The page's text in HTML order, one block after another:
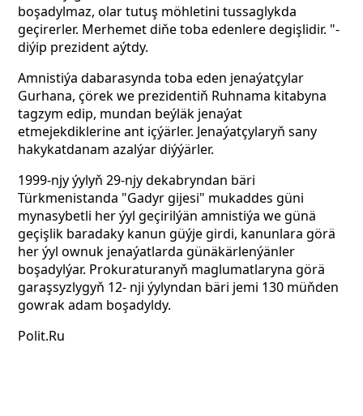
boşadylmaz, olar tutuş möhletini tussaglykda
geçirerler. Merhemet diňe toba edenlere degişlidir. "-
diýip prezident aýtdy.
Amnistiýa dabarasynda toba eden jenaýatçylar
Gurhana, çörek we prezidentiň Ruhnama kitabyna
tagzym edip, mundan beýläk jenaýat
etmejekdiklerine ant içýärler. Jenaýatçylaryň sany
hakykatdanam azalýar diýýärler.
1999-njy ýylyň 29-njy dekabryndan bäri
Türkmenistanda "Gadyr gijesi" mukaddes güni
mynasybetli her ýyl geçirilýän amnistiýa we günä
geçişlik baradaky kanun güýje girdi, kanunlara görä
her ýyl ownuk jenaýatlarda günäkärlenýänler
boşadylýar. Prokuraturanyň maglumatlaryna görä
garaşsyzlygyň 12- njiýylyndan bäri jemi 130 müňden
gowrak adam boşadyldy.
Polit.Ru